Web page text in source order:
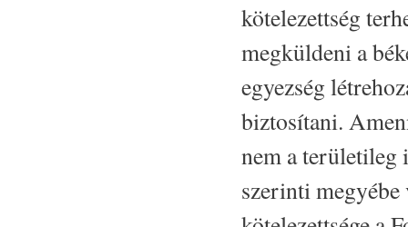
kötelezettség
megküldeni a
egyezség
biztosítani.
nem a területileg
szerinti megyébe